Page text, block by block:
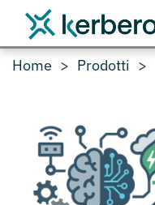
Home Prodotti